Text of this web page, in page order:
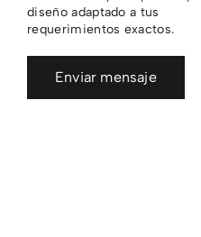
diseño adaptado a tus
requerimientos exactos.
Enviar mensaje